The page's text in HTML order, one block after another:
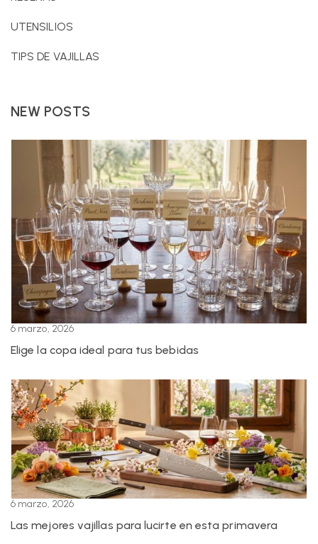
UTENSILIOS
TIPS DE VAJILLAS
NEW POSTS
6 marzo, 2026
Elige la copa ideal para tus bebidas
6 marzo, 2026
Las mejores vajillas para lucirte en esta primavera